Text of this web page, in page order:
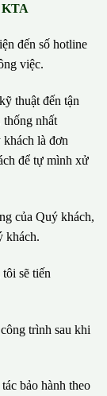
đến số hotline
việc.
thuật đến tận
thống nhất
là đơn
để tự mình xử
của Quý khách,
khách.
sẽ tiến
trình sau khi
bảo hành theo